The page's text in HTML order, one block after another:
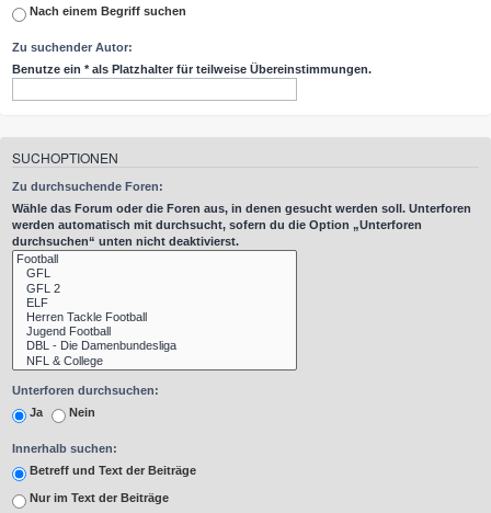
Nach einem Begriff suchen
Zu suchender Autor:
Benutze ein * als Platzhalter für teilweise Übereinstimmungen.
SUCHOPTIONEN
Zu durchsuchende Foren:
Wähle das Forum oder die Foren aus, in denen gesucht werden soll. Unterforen
werden automatisch mit durchsucht, sofern du die Option „Unterforen
durchsuchen“ unten nicht deaktivierst.
Unterforen durchsuchen:
Ja
Nein
Innerhalb suchen:
Betreff und Text der Beiträge
Nur im Text der Beiträge